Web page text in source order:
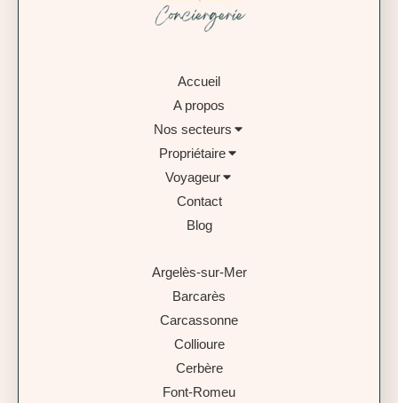
Accueil
A propos
Nos secteurs
Propriétaire
Voyageur
Contact
Blog
Argelès-sur-Mer
Barcarès
Carcassonne
Collioure
Cerbère
Font-Romeu